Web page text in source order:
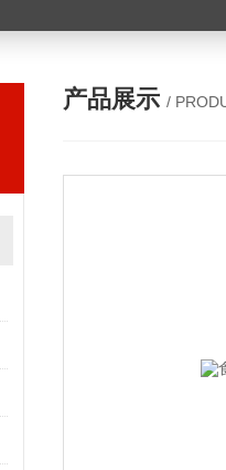
产品展示 /